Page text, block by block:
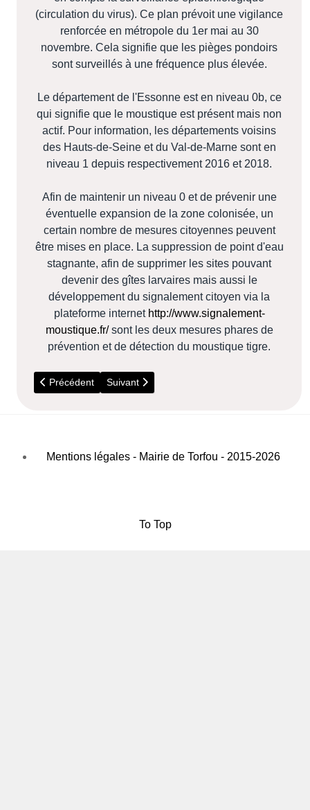
(circulation du virus). Ce plan prévoit une vigilance
renforcée en métropole du 1er mai au 30
novembre. Cela signifie que les pièges pondoirs
sont surveillés à une fréquence plus élevée.
Le département de l'Essonne est en niveau 0b, ce
qui signifie que le moustique est présent mais non
actif. Pour information, les départements voisins
des Hauts-de-Seine et du Val-de-Marne sont en
niveau 1 depuis respectivement 2016 et 2018.
Afin de maintenir un niveau 0 et de prévenir une
éventuelle expansion de la zone colonisée, un
certain nombre de mesures citoyennes peuvent
être mises en place. La suppression de point d'eau
stagnante, afin de supprimer les sites pouvant
devenir des gîtes larvaires mais aussi le
développement du signalement citoyen via la
plateforme internet http://www.signalement-
moustique.fr/sont les deux mesures phares de
prévention et de détection du moustique tigre.
Article précédent : Dépistage du cancer du sein
Précédent Article suivant : Danger - Prolifération de
Suivant
Mentions légales - Mairie de Torfou - 2015-2026
To Top